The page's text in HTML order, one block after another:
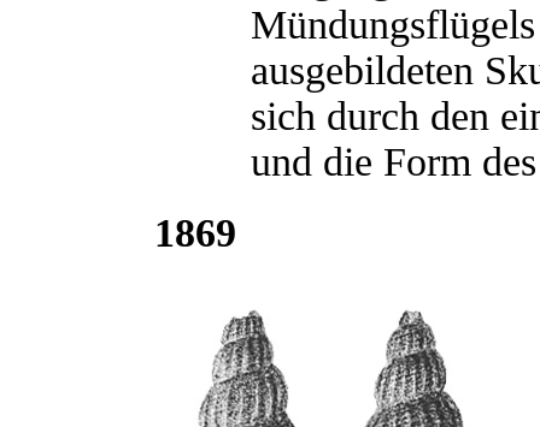
ausgebildeten
sich durch den
und die Form
1869